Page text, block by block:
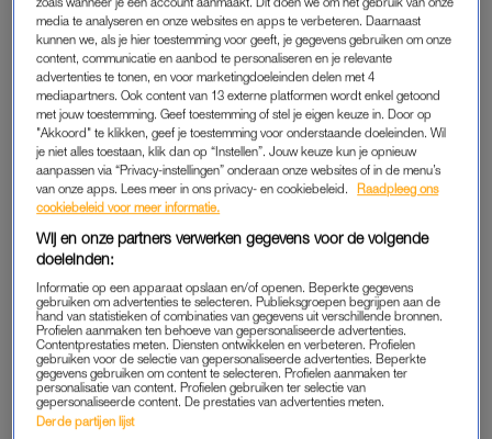
mascara die we dagelijks opsmeren.
Baby's krijgen rond chemische
fabriek in Dordrecht via
moedermelk te veel PFAS
binnen
LEES OOK
GEVAREN
PFAS-stoffen worden veel voor cosmeticaproducten gebruikt,
omdat ze vet, vuil en water afstoten. Dat is natuurlijk hartstikke
handig voor een waterproof mascara. Maar door dagelijks
make-up te gebruiken waar PFAS in zitten, kom je direct in
contact met de schadelijke stoffen.
media te analyseren en onze websites en apps te verbeteren. Daarnaast
kunnen we, als je hier toestemming voor geeft, je gegevens gebruiken om onze
content, communicatie en aanbod te personaliseren en je relevante
advertenties te tonen, en voor marketingdoeleinden delen met 4
mediapartners. Ook content van 13 externe platformen wordt enkel getoond
met jouw toestemming. Geef toestemming of stel je eigen keuze in. Door op
"Akkoord" te klikken, geef je toestemming voor onderstaande doeleinden. Wil
je niet alles toestaan, klik dan op “Instellen”. Jouw keuze kun je opnieuw
aanpassen via “Privacy-instellingen” onderaan onze websites of in de menu’s
van onze apps. Lees meer in ons privacy- en cookiebeleid.
Raadpleeg ons
cookiebeleid voor meer informatie.
Wij en onze partners verwerken gegevens voor de volgende
doeleinden:
Informatie op een apparaat opslaan en/of openen. Beperkte gegevens
gebruiken om advertenties te selecteren. Publieksgroepen begrijpen aan de
hand van statistieken of combinaties van gegevens uit verschillende bronnen.
Profielen aanmaken ten behoeve van gepersonaliseerde advertenties.
Contentprestaties meten. Diensten ontwikkelen en verbeteren. Profielen
gebruiken voor de selectie van gepersonaliseerde advertenties. Beperkte
gegevens gebruiken om content te selecteren. Profielen aanmaken ter
personalisatie van content. Profielen gebruiken ter selectie van
gepersonaliseerde content. De prestaties van advertenties meten.
Derde partijen lijst